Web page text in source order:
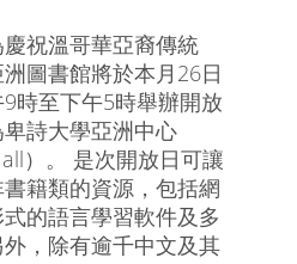
慶祝溫哥華亞裔傳統
圖書館將於本月26日
9時至下午5時舉辦開放
詩大學亞洲中心
）。 是次開放日可讓
籍類的資源，包括網
的語言學習軟件及多
，除有逾千中文及其